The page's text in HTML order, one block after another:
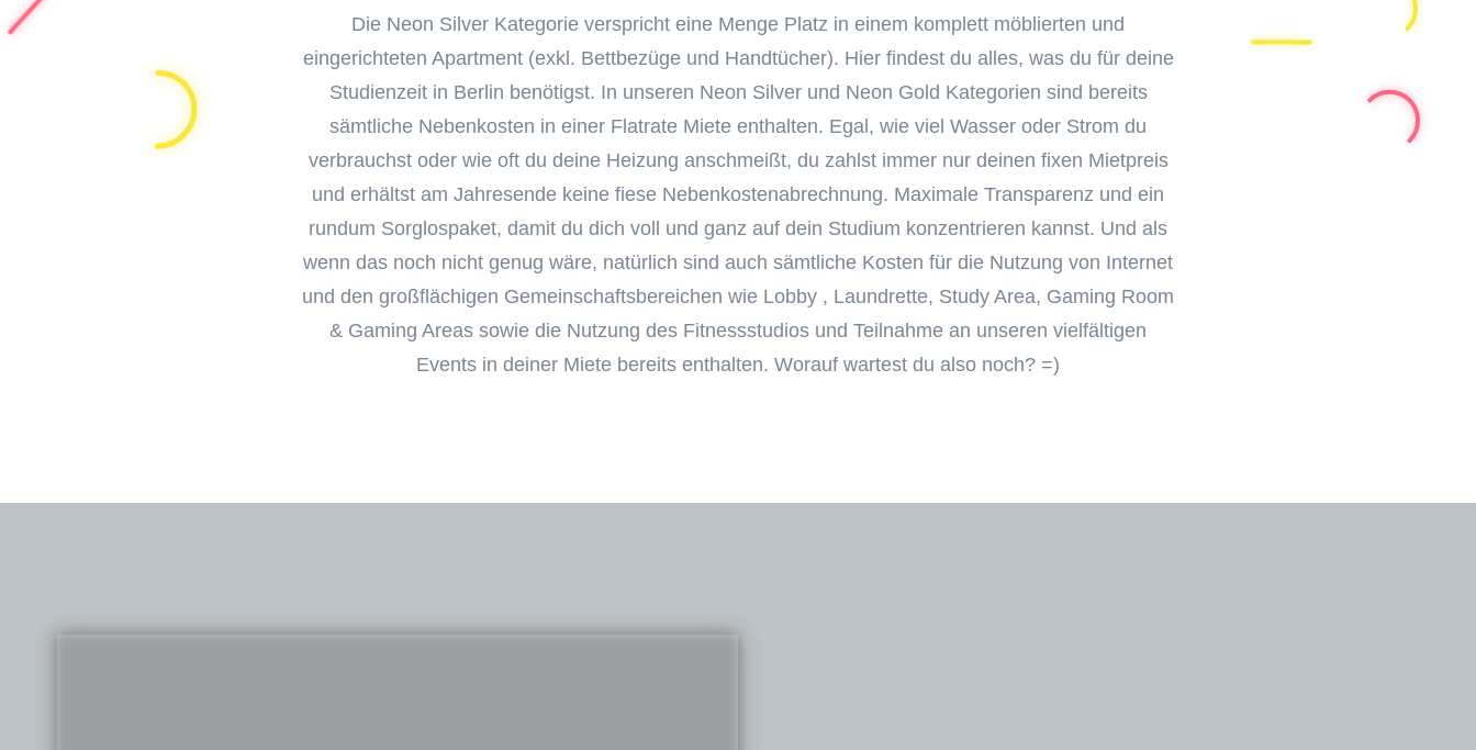
Die Neon Silver Kategorie verspricht eine Menge Platz in einem komplett möblierten und
eingerichteten Apartment (exkl. Bettbezüge und Handtücher). Hier findest du alles, was du für deine
Studienzeit in Berlin benötigst. In unseren Neon Silver und Neon Gold Kategorien sind bereits
sämtliche Nebenkosten in einer Flatrate Miete enthalten. Egal, wie viel Wasser oder Strom du
verbrauchst oder wie oft du deine Heizung anschmeißt, du zahlst immer nur deinen fixen Mietpreis
und erhältst am Jahresende keine fiese Nebenkostenabrechnung. Maximale Transparenz und ein
rundum Sorglospaket, damit du dich voll und ganz auf dein Studium konzentrieren kannst. Und als
wenn das noch nicht genug wäre, natürlich sind auch sämtliche Kosten für die Nutzung von Internet
und den großflächigen Gemeinschaftsbereichen wie Lobby , Laundrette, Study Area, Gaming Room
& Gaming Areas sowie die Nutzung des Fitnessstudios und Teilnahme an unseren vielfältigen
Events in deiner Miete bereits enthalten. Worauf wartest du also noch? =)